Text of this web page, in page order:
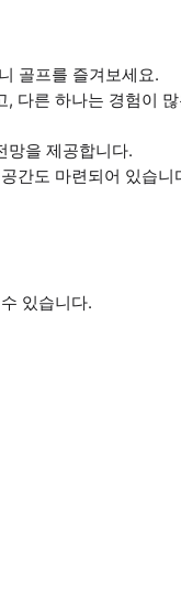
골프를 즐겨보세요.
다른 하나는 경험이
망을 제공합니다.
간도 마련되어 있습니
있습니다.